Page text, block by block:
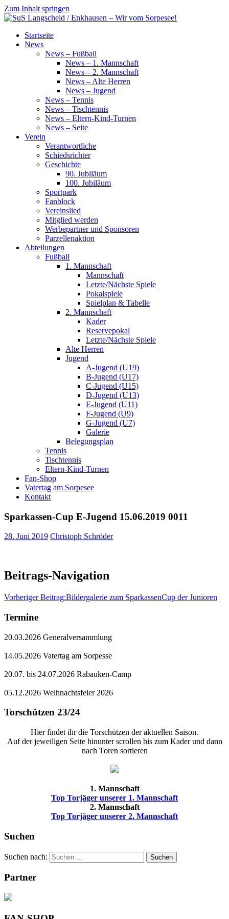
Zum Inhalt springen
SuS
Langscheid
Startseite
News
News – Fußball
News – 1. Mannschaft
News – 2. Mannschaft
News – Alte Herren
News – Jugend
News – Tennis
News – Tischtennis
News – Eltern-Kind-Turnen
News – Seite
Verein
Verantwortliche
Schiedsrichter
Geschichte
90. Jubiläum
100. Jubiläum
Sportpark
Fanblock
Vereinslied
Mitglied werden
Werbepartner und Sponsoren
Parzellenaktion
Abteilungen
Fußball
1. Mannschaft
Mannschaft
Letzte/Nächste Spiele
Pokalspiele
Spielplan & Tabelle
2. Mannschaft
Kader
Reservepokal
Letzte/Nächste Spiele
Alte Herren
Jugend
A-Jugend (U19)
B-Jugend (U17)
C-Jugend (U15)
D-Jugend (U13)
E-Jugend (U11)
F-Jugend (U9)
G-Jugend (U7)
Galerie
Belegungsplan
Tennis
Tischtennis
Eltern-Kind-Turnen
Fan-Shop
Vatertag am Sorpesee
Kontakt
Sparkassen-Cup E-Jugend 15.06.2019 0011
28. Juni 2019 Christoph Schröder
Beitrags-Navigation
Vorheriger Beitrag:Bildergalerie zum SparkassenCup der Junioren
Termine
20.03.2026 Generalversammlung
14.05.2026 Vatertag am Sorpesse
20.07. bis 24.07.2026 Rabauken-Camp
05.12.2026 Weihnachtsfeier 2026
Torschützen 23/24
Hier findet ihr die Torschützen der aktuellen Saison.
Auf der jeweiligen Seite hinunter scrollen bis zum Kader und dann
nach Toren sortieren
1. Mannschaft
Top Torjäger unserer 1. Mannschaft
2. Mannschaft
Top Torjäger unserer 2. Mannschaft
Suchen
Suchen nach: Suchen
Partner